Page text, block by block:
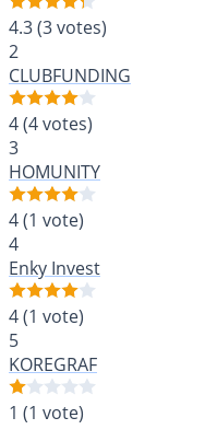
4.3(3 votes)
2
CLUBFUNDING
4(4 votes)
3
HOMUNITY
4(1 vote)
4
Enky Invest
4(1 vote)
5
KOREGRAF
1 (1 vote)